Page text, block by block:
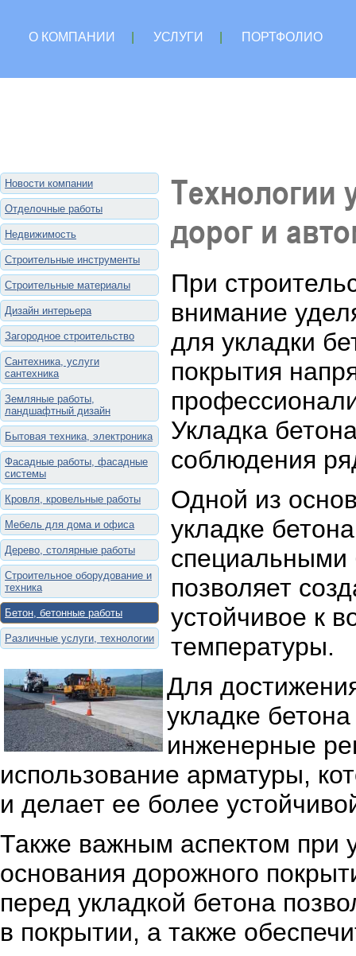
О КОМПАНИИ УСЛУГИ
ПОРТФОЛИО
Новости компании
Отделочные работы
Недвижимость
Строительные инструменты
Строительные материалы
Дизайн интерьера
Загородное строительство
Сантехника, услуги
сантехника
Земляные работы,
ландшафтный дизайн
Бытовая техника, электроника
Фасадные работы, фасадные
системы
Кровля, кровельные работы
Мебель для дома и офиса
Дерево, столярные работы
Строительное оборудование и
техника
Бетон, бетонные работы
Различные услуги, технологии
Технологии
дорог и
При
внимание
для укладки
покрытия
Укладка
соблюдения
Одной из
укладке
специальными
позволяет
устойчивое к
температуры.
Для
укладке
инженерные
использование арматуры,
и делает ее более
Также важным аспектом при
основания дорожного
перед укладкой бетона
в покрытии, а также